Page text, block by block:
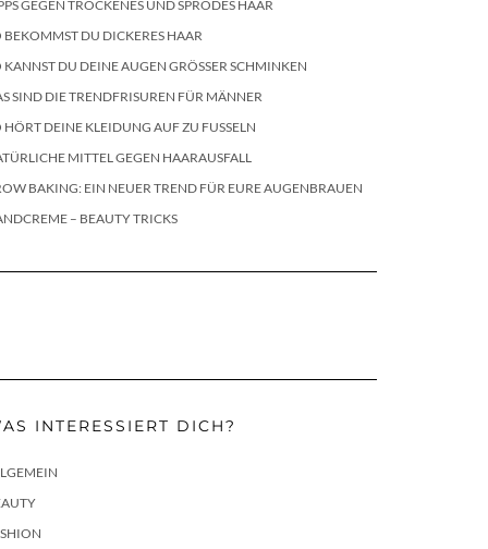
GEGEN TROCKENES UND SPRÖDES HAAR
BEKOMMST DU DICKERES HAAR
KANNST DU DEINE AUGEN GRÖSSER SCHMINKEN
SIND DIE TRENDFRISUREN FÜR MÄNNER
HÖRT DEINE KLEIDUNG AUF ZU FUSSELN
MITTEL GEGEN HAARAUSFALL
BAKING: EIN NEUER TREND FÜR EURE AUGENBRAUEN
– BEAUTY TRICKS
INTERESSIERT DICH?